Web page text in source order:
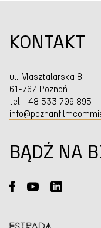
KONTAKT
ul. Masztalarska 8
61-767 Poznań
tel. +48 533 709 895
BĄDŹ NA